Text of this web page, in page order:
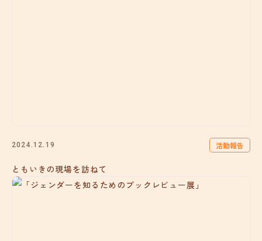
2024.12.19 活動報告
ともいきの現場を訪ねて